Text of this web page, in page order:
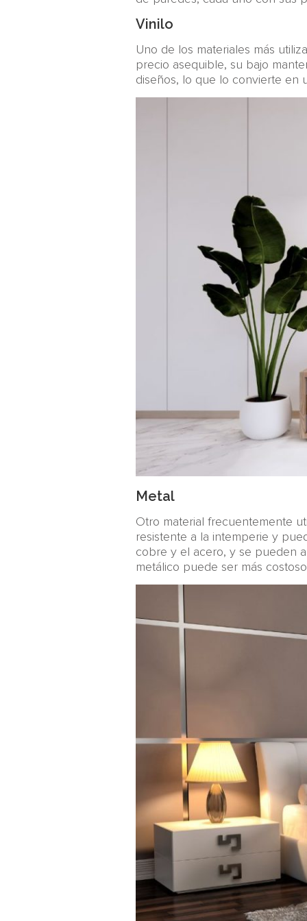
Vinilo
Uno de los materiales más
precio asequible, su bajo
diseños, lo que lo convierte en
Metal
Otro material frecuentemente
resistente a la intemperie y
cobre y el acero, y se pueden
metálico puede ser más